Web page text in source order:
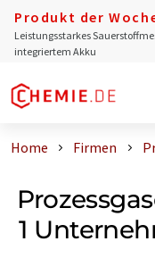
Produkt der
Leistungsstarkes
integriertem Akku
Home Firmen
1